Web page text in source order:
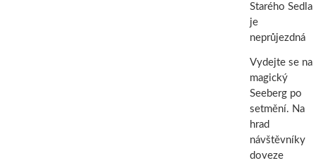
Starého Sedla
je
neprůjezdná
Vydejte se na
magický
Seeberg po
setmění. Na
hrad
návštěvníky
doveze